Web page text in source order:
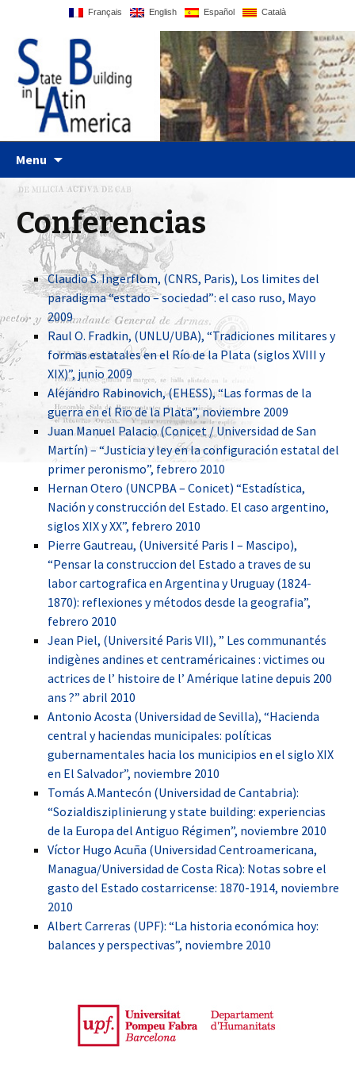
Français English Español Català
Statebglat
Just another WordPress site
Menu
Conferencias
Claudio S. Ingerflom, (CNRS, Paris), Los limites del
paradigma “estado – sociedad”: el caso ruso, Mayo
2009
Raul O. Fradkin, (UNLU/UBA), “Tradiciones militares y
formas estatales en el Río de la Plata (siglos XVIII y
XIX)”, junio 2009
Alejandro Rabinovich, (EHESS), “Las formas de la
guerra en el Rio de la Plata”, noviembre 2009
Juan Manuel Palacio (Conicet / Universidad de San
Martín) – “Justicia y ley en la configuración estatal del
primer peronismo”, febrero 2010
Hernan Otero (UNCPBA – Conicet) “Estadística,
Nación y construcción del Estado. El caso argentino,
siglos XIX y XX”, febrero 2010
Pierre Gautreau, (Université Paris I – Mascipo),
“Pensar la construccion del Estado a traves de su
labor cartografica en Argentina y Uruguay (1824-
1870): reflexiones y métodos desde la geografia”,
febrero 2010
Jean Piel, (Université Paris VII), ” Les communantés
indigènes andines et centraméricaines : victimes ou
actrices de l’ histoire de l’ Amérique latine depuis 200
ans ?” abril 2010
Antonio Acosta (Universidad de Sevilla), “Hacienda
central y haciendas municipales: políticas
gubernamentales hacia los municipios en el siglo XIX
en El Salvador”, noviembre 2010
Tomás A.Mantecón (Universidad de Cantabria):
“Sozialdisziplinierung y state building: experiencias
de la Europa del Antiguo Régimen”, noviembre 2010
Víctor Hugo Acuña (Universidad Centroamericana,
Managua/Universidad de Costa Rica): Notas sobre el
gasto del Estado costarricense: 1870-1914, noviembre
2010
Albert Carreras (UPF): “La historia económica hoy:
balances y perspectivas”, noviembre 2010